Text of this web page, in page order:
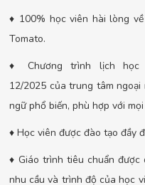
♦ 100% học viên hài lòng
Tomato.
♦ Chương trình lịch học
12/2025 của trung tâm
ngữ phổ biến, phù hợp với
♦ Học viên được đào tạo đầy
♦ Giáo trình tiêu chuẩn được
nhu cầu và trình độ của học